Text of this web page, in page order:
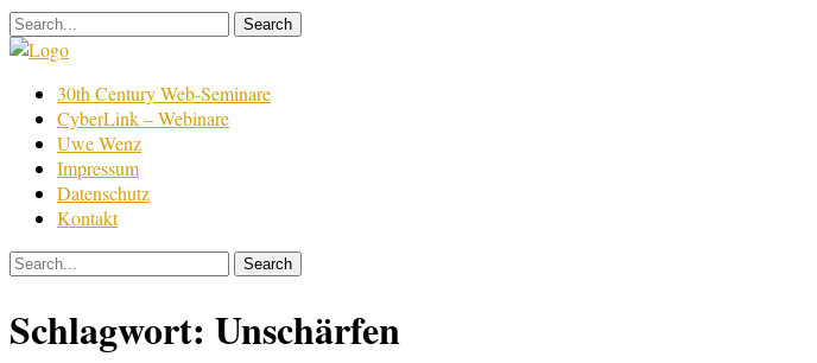
Skip
to
Film
Bearbeitung
30th Century Web-Seminare
CyberLink – Webinare
Uwe Wenz
Impressum
Datenschutz
Kontakt
Schlagwort: Unschärfen